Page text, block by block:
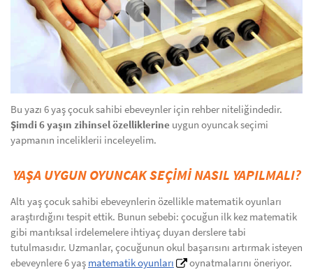
Bu yazı 6 yaş çocuk sahibi ebeveynler için rehber niteliğindedir.
Şimdi 6 yaşın zihinsel özelliklerine uygun oyuncak seçimi
yapmanın inceliklerii inceleyelim.
YAŞA UYGUN OYUNCAK SEÇİMİ NASIL YAPILMALI?
Altı yaş çocuk sahibi ebeveynlerin özellikle matematik oyunları
araştırdığını tespit ettik. Bunun sebebi: çocuğun ilk kez matematik
gibi mantıksal irdelemelere ihtiyaç duyan derslere tabi
tutulmasıdır. Uzmanlar, çocuğunun okul başarısını artırmak isteyen
ebeveynlere 6 yaş matematik oyunları
oynatmalarını öneriyor.